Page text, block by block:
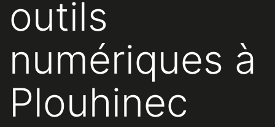
outils
numériques à
Plouhinec